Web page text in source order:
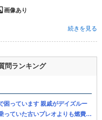
画像あり
続きを見る
問ランキング
困っています 親戚がデイズルー
っていた古いプレオよりも燃費が